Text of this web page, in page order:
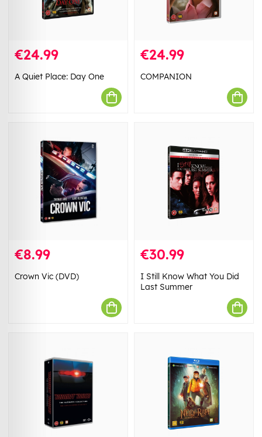
€24.99
A Quiet Place: Day One
€24.99
COMPANION
€8.99
Crown Vic (DVD)
€30.99
I Still Know What You Did
Last Summer